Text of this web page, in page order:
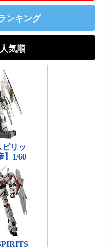
ンキング
気順